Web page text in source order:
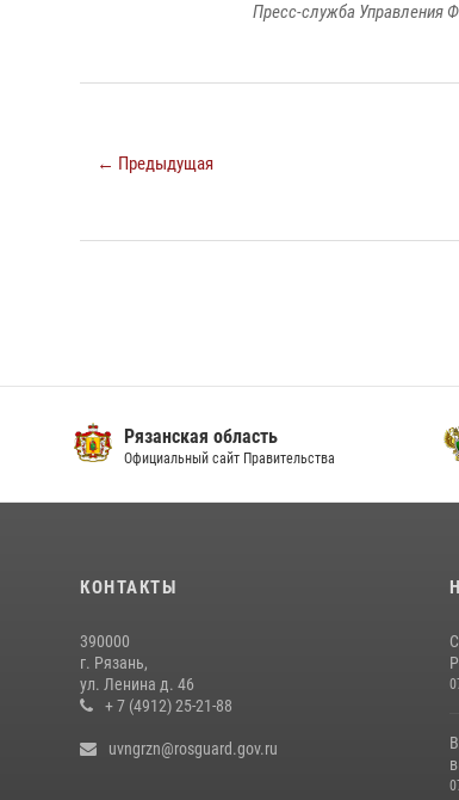
Пресс-служба Управления
← Предыдущая
Рязанская область
Официальный сайт Правительства
КОНТАКТЫ
390000
г. Рязань,
ул. Ленина д. 46
+ 7 (4912) 25-21-88
uvngrzn@rosguard.gov.ru